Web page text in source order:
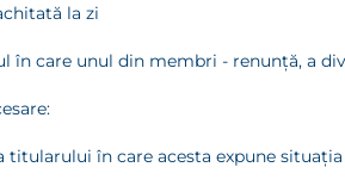
la zi
în care unul din membri - renunţă, a
titularului în care acesta expune